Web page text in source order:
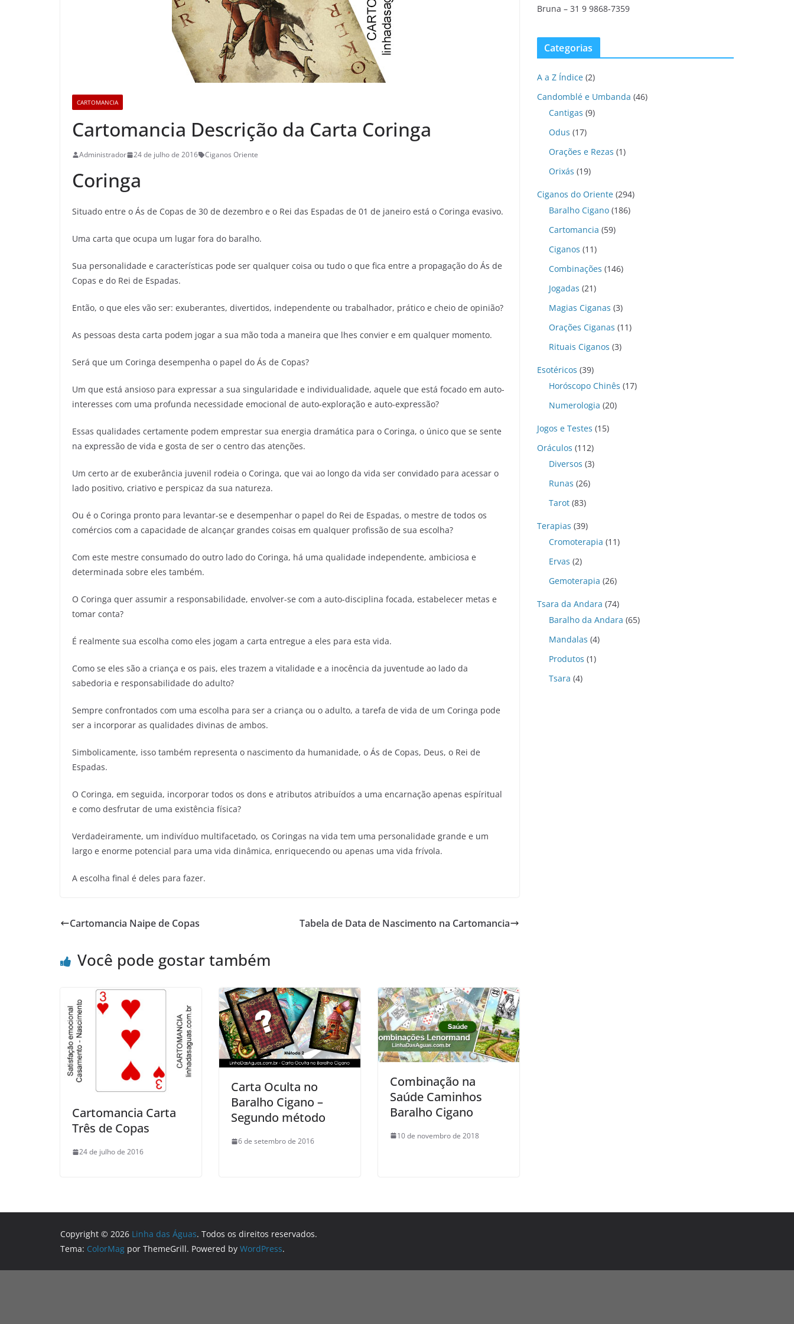
CARTOMANCIA
Cartomancia Descrição da Carta Coringa
Administrador 24 de julho de 2016 Ciganos Oriente
Coringa
Situado entre o Ás de Copas de 30 de dezembro e o Rei das Espadas de 01 de janeiro está o Coringa evasivo.
Uma carta que ocupa um lugar fora do baralho.
Sua personalidade e características pode ser qualquer coisa ou tudo o que fica entre a propagação do Ás de
Copas e do Rei de Espadas.
Então, o que eles vão ser: exuberantes, divertidos, independente ou trabalhador, prático e cheio de opinião?
As pessoas desta carta podem jogar a sua mão toda a maneira que lhes convier e em qualquer momento.
Será que um Coringa desempenha o papel do Ás de Copas?
Um que está ansioso para expressar a sua singularidade e individualidade, aquele que está focado em auto-
interesses com uma profunda necessidade emocional de auto-exploração e auto-expressão?
Essas qualidades certamente podem emprestar sua energia dramática para o Coringa, o único que se sente
na expressão de vida e gosta de ser o centro das atenções.
Um certo ar de exuberância juvenil rodeia o Coringa, que vai ao longo da vida ser convidado para acessar o
lado positivo, criativo e perspicaz da sua natureza.
Ou é o Coringa pronto para levantar-se e desempenhar o papel do Rei de Espadas, o mestre de todos os
comércios com a capacidade de alcançar grandes coisas em qualquer profissão de sua escolha?
Com este mestre consumado do outro lado do Coringa, há uma qualidade independente, ambiciosa e
determinada sobre eles também.
O Coringa quer assumir a responsabilidade, envolver-se com a auto-disciplina focada, estabelecer metas e
tomar conta?
É realmente sua escolha como eles jogam a carta entregue a eles para esta vida.
Como se eles são a criança e os pais, eles trazem a vitalidade e a inocência da juventude ao lado da
sabedoria e responsabilidade do adulto?
Sempre confrontados com uma escolha para ser a criança ou o adulto, a tarefa de vida de um Coringa pode
ser a incorporar as qualidades divinas de ambos.
Simbolicamente, isso também representa o nascimento da humanidade, o Ás de Copas, Deus, o Rei de
Espadas.
O Coringa, em seguida, incorporar todos os dons e atributos atribuídos a uma encarnação apenas espíritual
e como desfrutar de uma existência física?
Verdadeiramente, um indivíduo multifacetado, os Coringas na vida tem uma personalidade grande e um
largo e enorme potencial para uma vida dinâmica, enriquecendo ou apenas uma vida frívola.
A escolha final é deles para fazer.
Cartomancia Naipe de Copas Tabela de Data de Nascimento na Cartomancia
Você pode gostar também
Cartomancia Carta
Três de Copas
24 de julho de 2016
Carta Oculta no
Baralho Cigano –
Segundo método
6 de setembro de 2016
Combinação na
Saúde Caminhos
Baralho Cigano
10 de novembro de 2018
Bruna – 31 9 9868-7359
Categorias
A a Z Índice (2)
Candomblé e Umbanda (46)
Cantigas (9)
Odus (17)
Orações e Rezas (1)
Orixás (19)
Ciganos do Oriente (294)
Baralho Cigano (186)
Cartomancia (59)
Ciganos (11)
Combinações (146)
Jogadas (21)
Magias Ciganas (3)
Orações Ciganas (11)
Rituais Ciganos (3)
Esotéricos (39)
Horóscopo Chinês (17)
Numerologia (20)
Jogos e Testes (15)
Oráculos (112)
Diversos (3)
Runas (26)
Tarot (83)
Terapias (39)
Cromoterapia (11)
Ervas (2)
Gemoterapia (26)
Tsara da Andara (74)
Baralho da Andara (65)
Mandalas (4)
Produtos (1)
Tsara (4)
Copyright © 2026 Linha das Águas. Todos os direitos reservados.
Tema: ColorMag por ThemeGrill. Powered by WordPress.